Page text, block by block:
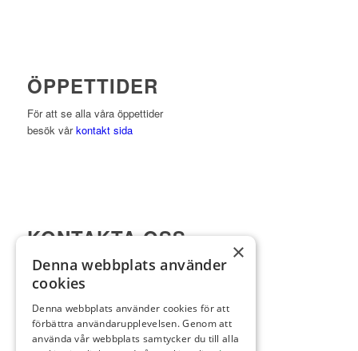
ÖPPETTIDER
För att se alla våra öppettider
besök vårkontakt sida
KONTAKTA OSS
Viktor Setterbergs väg 5
423 38 Torslanda
Telefon:031-92 00 24
E-post:reception@torslandagk.se
×
Denna webbplats använder
cookies
Denna webbplats använder cookies för att
förbättra användarupplevelsen. Genom att
använda vår webbplats samtycker du till alla